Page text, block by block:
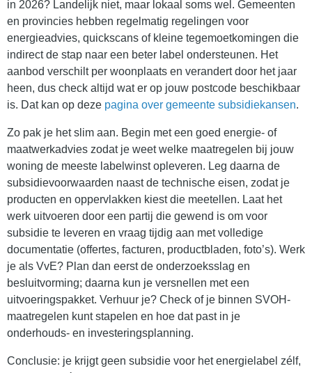
in 2026? Landelijk niet, maar lokaal soms wel. Gemeenten
en provincies hebben regelmatig regelingen voor
energieadvies, quickscans of kleine tegemoetkomingen die
indirect de stap naar een beter label ondersteunen. Het
aanbod verschilt per woonplaats en verandert door het jaar
heen, dus check altijd wat er op jouw postcode beschikbaar
is. Dat kan op deze pagina over gemeente subsidiekansen.
Zo pak je het slim aan. Begin met een goed energie- of
maatwerkadvies zodat je weet welke maatregelen bij jouw
woning de meeste labelwinst opleveren. Leg daarna de
subsidievoorwaarden naast de technische eisen, zodat je
producten en oppervlakken kiest die meetellen. Laat het
werk uitvoeren door een partij die gewend is om voor
subsidie te leveren en vraag tijdig aan met volledige
documentatie (offertes, facturen, productbladen, foto’s). Werk
je als VvE? Plan dan eerst de onderzoeksslag en
besluitvorming; daarna kun je versnellen met een
uitvoeringspakket. Verhuur je? Check of je binnen SVOH-
maatregelen kunt stapelen en hoe dat past in je
onderhouds- en investeringsplanning.
Conclusie: je krijgt geen subsidie voor het energielabel zélf,